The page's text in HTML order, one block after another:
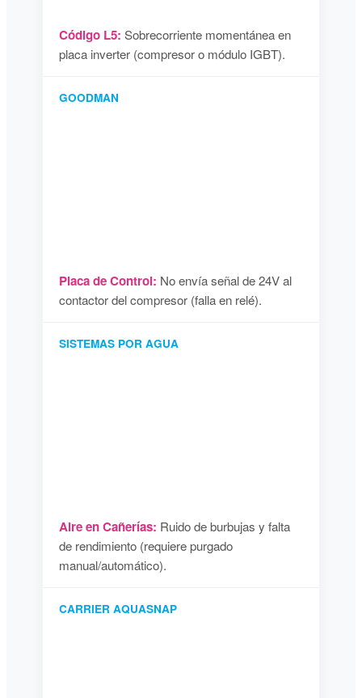
Código L5: Sobrecorriente momentánea en
placa inverter (compresor o módulo IGBT).
GOODMAN
Placa de Control: No envía señal de 24V al
contactor del compresor (falla en relé).
SISTEMAS POR AGUA
Aire en Cañerías: Ruido de burbujas y falta
de rendimiento (requiere purgado
manual/automático).
CARRIER AQUASNAP